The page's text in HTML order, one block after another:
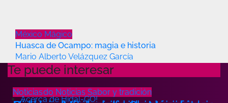
México Mágico
Huasca de Ocampo: magia e historia
Mario Alberto Velázquez García
Te puede interesar
Destacado Noticias Sabor y tradición
Noticias
Noticias
Noticias
Noticias
Acerca de Hidal-GO!